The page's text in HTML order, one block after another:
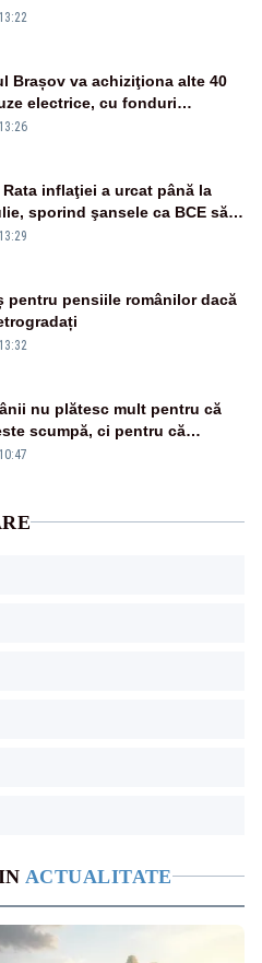
ACTUALITATE
Brașov va achiziţiona alte 40
electrice, cu fonduri
inflaţiei a urcat până la
sporind şansele ca BCE să
pentru pensiile românilor dacă
nu plătesc mult pentru că
scumpă, ci pentru că
e taxată scump